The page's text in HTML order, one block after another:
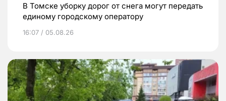
В Томске уборку дорог от снега могут передать
единому городскому оператору
16:07 / 05.08.26